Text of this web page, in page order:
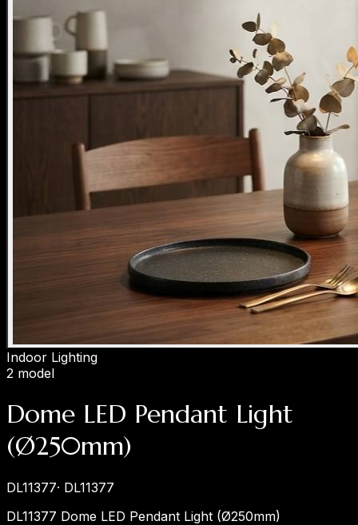
Indoor Lighting
2 model
Dome LED Pendant Light
(Ø250mm)
DL11377· DL11377
DL11377 Dome LED Pendant Light (Ø250mm)